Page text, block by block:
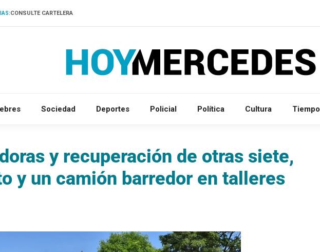
CONSULTE CARTELERA
Sociedad Deportes Policial Política Cultura Tiempo
y recuperación de otras siete,
y un camión barredor en talleres